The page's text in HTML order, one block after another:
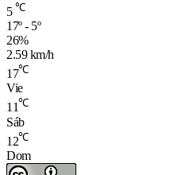
5 ℃
17º - 5º
26%
2.59 km/h
17℃
Vie
11℃
Sáb
12℃
Dom